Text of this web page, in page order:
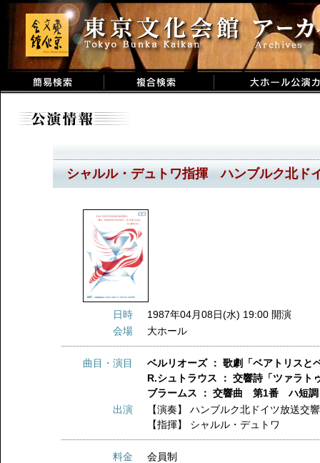
シャルル・デュトワ指揮 ハンブルク北ド
日時
1987年04月08日(水) 19:00 開演
会場
大ホール
曲目・演目
ベルリオーズ ： 歌劇「ベアトリスと
R.シュトラウス ： 交響詩「ツァラト
ブラームス ： 交響曲 第1番 ハ短
出演
【演奏】ハンブルク北ドイツ放送交
【指揮】 シャルル・デュトワ
料金
会員制